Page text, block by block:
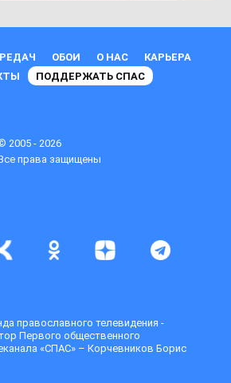
ОБОИ О НАС
КАРЬЕРА
ПОДДЕРЖАТЬ СПАС
2005 - 2026
права защищены
православного телевидения -
Первого общественного
«СПАС» – Корчевников Борис